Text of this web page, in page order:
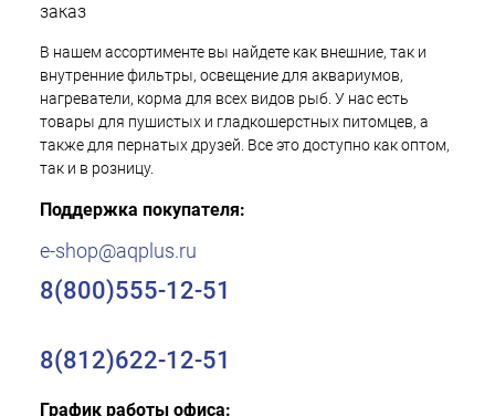
заказ
В нашем ассортименте вы найдете как внешние, так и
внутренние фильтры, освещение для аквариумов,
нагреватели, корма для всех видов рыб. У нас есть
товары для пушистых и гладкошерстных питомцев, а
также для пернатых друзей. Все это доступно как оптом,
так и в розницу.
Поддержка покупателя:
e-shop@aqplus.ru
8(800)555-12-51
8(812)622-12-51
График работы офиса: